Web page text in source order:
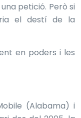
petició. Però si
el destí de la
en poders i les
(Alabama) i